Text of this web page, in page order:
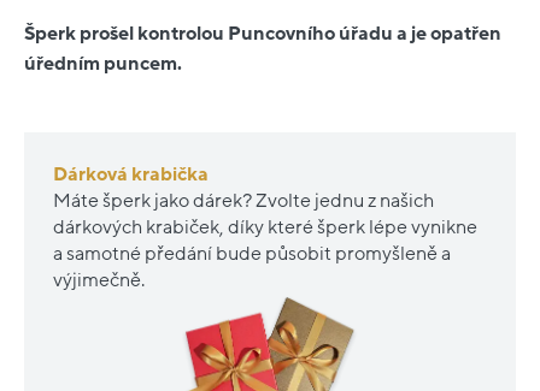
Šperk prošel kontrolou Puncovního úřadu a je opatřen
úředním puncem.
Dárková krabička
Máte šperk jako dárek? Zvolte jednu z našich
dárkových krabiček, díky které šperk lépe vynikne
a samotné předání bude působit promyšleně a
výjimečně.